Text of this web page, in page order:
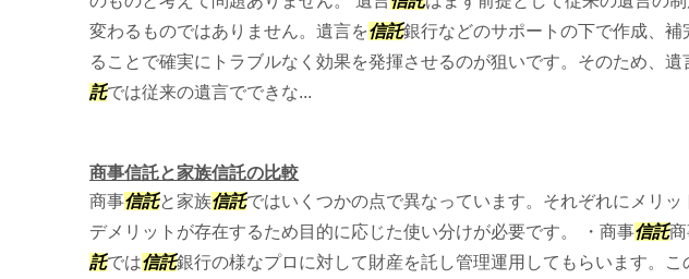
変わるものではありません。遺言を信託銀行などのサポートの下で作成、補
ることで確実にトラブルなく効果を発揮させるのが狙いです。そのため、遺
託では従来の遺言でできな...
商事信託と家族信託の比較
商事信託と家族信託ではいくつかの点で異なっています。それぞれにメリッ
デメリットが存在するため目的に応じた使い分けが必要です。 ・商事信託
託では信託銀行の様なプロに対して財産を託し管理運用してもらいます。こ